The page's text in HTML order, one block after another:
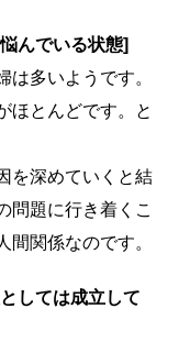
んでいる状態]
は多いようです。
ほとんどです。と
を深めていくと結
問題に行き着くこ
間関係なのです。
しては成立して